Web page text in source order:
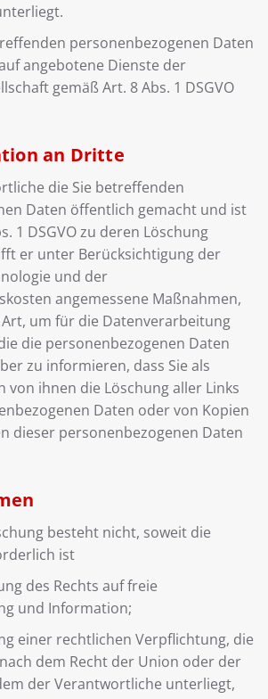
personenbezogenen Daten
angebotene Dienste der
gemäß Art. 8 Abs. 1 DSGVO
an Dritte
die Sie betreffenden
Daten öffentlich gemacht und ist
1 DSGVO zu deren Löschung
er unter Berücksichtigung der
und der
angemessene Maßnahmen,
um für die Datenverarbeitung
die personenbezogenen Daten
zu informieren, dass Sie als
von ihnen die Löschung aller Links
Daten oder von Kopien
dieser personenbezogenen Daten
besteht nicht, soweit die
ist
des Rechts auf freie
und Information;
rechtlichen Verpflichtung, die
dem Recht der Union oder der
der Verantwortliche unterliegt,